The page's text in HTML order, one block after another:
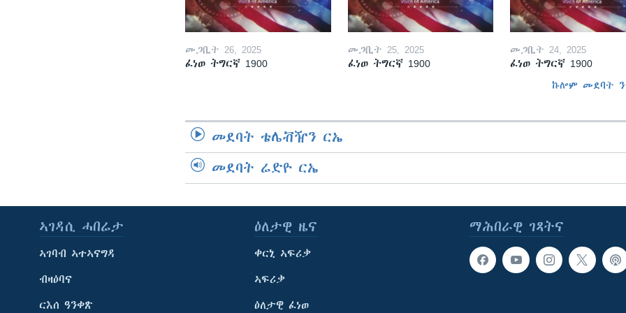
መጋቢት 26, 2025
ፈነወ ትግርኛ 1900
መጋቢት 25, 2025
ፈነወ ትግርኛ 1900
መጋቢት 24, 2025
ፈነወ ትግርኛ 1900
ኩሎም መደባት
መደባት ቴሌቭዥን ርኤ
መደባት ሬድዮ ርኤ
ማሕበራዊ ገጻትና
ኣገዳሲ ሓበሬታ
ኣገባብ ኣተኣናግዳ
ብዛዕባና
ርእሰ ዓንቀጽ
ዕለታዊ ዜና
ቀርኒ ኣፍሪቃ
ኣፍሪቃ
ዕለታዊ ፈነወ